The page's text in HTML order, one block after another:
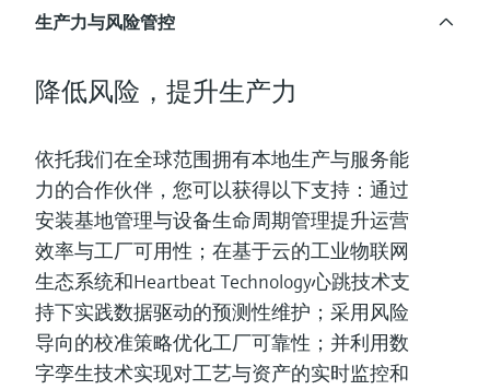
生产力与风险管控
降低风险，提升生产力
依托我们在全球范围拥有本地生产与服务能
力的合作伙伴，您可以获得以下支持：通过
安装基地管理与设备生命周期管理提升运营
效率与工厂可用性；在基于云的工业物联网
生态系统和Heartbeat Technology心跳技术支
持下实践数据驱动的预测性维护；采用风险
导向的校准策略优化工厂可靠性；并利用数
字孪生技术实现对工艺与资产的实时监控和